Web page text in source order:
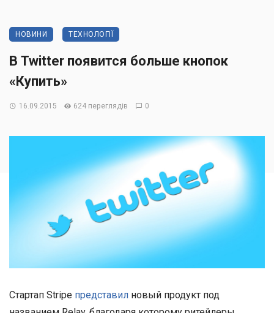
НОВИНИ ТЕХНОЛОГІЇ
В Twitter появится больше кнопок
«Купить»
16.09.2015 624 переглядів 0
Стартап Stripe представил новый продукт под